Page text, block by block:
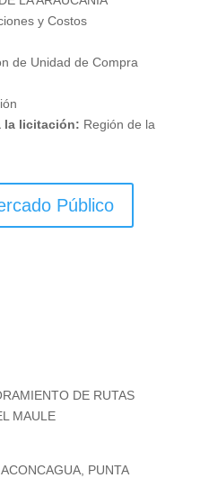
y Costos
de Unidad de Compra
la licitación: Región de la
Público
DE RUTAS
MAULE
PUNTA